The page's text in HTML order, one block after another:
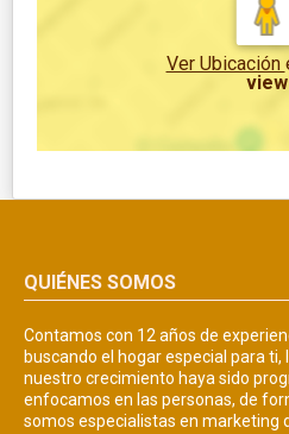
Ver Ubicación
view
QUIÉNES SOMOS
Contamos con 12 años de
buscando el hogar especial para ti,
nuestro crecimiento haya sido
enfocamos en las personas, de
somos especialistas en marketing